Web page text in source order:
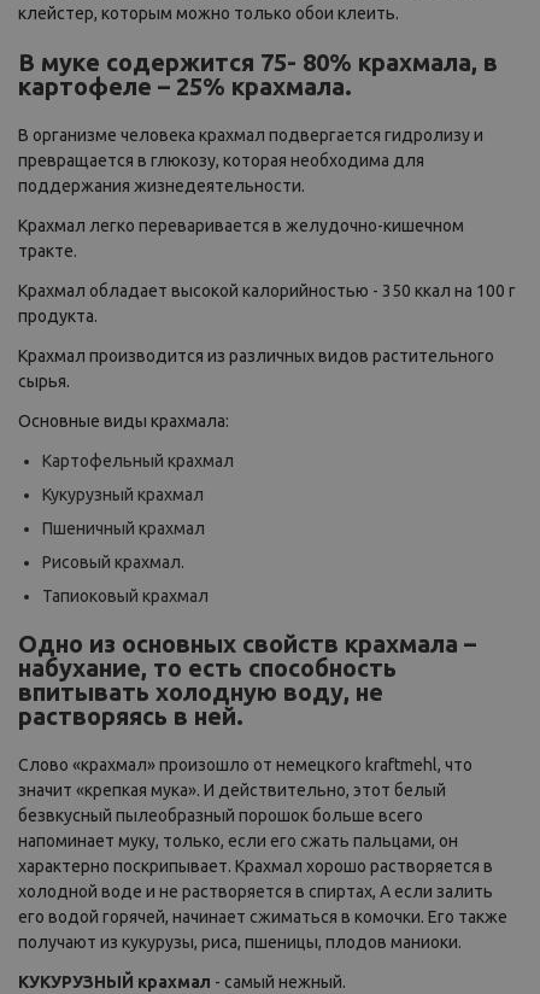
клейстер, которым можно только обои клеить.
В муке содержится 75- 80% крахмала, в
картофеле – 25% крахмала.
В организме человека крахмал подвергается гидролизу и
превращается в глюкозу, которая необходима для
поддержания жизнедеятельности.
Крахмал легко переваривается в желудочно-кишечном
тракте.
Крахмал обладает высокой калорийностью - 350 ккал на 100 г
продукта.
Крахмал производится из различных видов растительного
сырья.
Основные виды крахмала:
Картофельный крахмал
Кукурузный крахмал
Пшеничный крахмал
Рисовый крахмал.
Тапиоковый крахмал
Одно из основных свойств крахмала –
набухание, то есть способность
впитывать холодную воду, не
растворяясь в ней.
Слово «крахмал» произошло от немецкого kraftmehl, что
значит «крепкая мука». И действительно, этот белый
безвкусный пылеобразный порошок больше всего
напоминает муку, только, если его сжать пальцами, он
характерно поскрипывает. Крахмал хорошо растворяется в
холодной воде и не растворяется в спиртах, А если залить
его водой горячей, начинает сжиматься в комочки. Его также
получают из кукурузы, риса, пшеницы, плодов маниоки.
КУКУРУЗНЫЙ крахмал - самый нежный.